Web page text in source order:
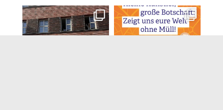
hannoversauber
Juni 12
hannoversauber
Juni 1